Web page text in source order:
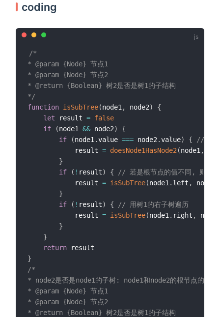
coding
/*
* @param {Node} 节点1
* @param {Node} 节点2
* @return {Boolean} 树2是否是树1的子结构
*/
function isSubTree(node1 , node2)
{
let result = false
if
(node1 && node2)
{
if
(node1 .value === node2 .value) {
// 若
            result
= doesNode1HasNode2 (node1 ,
}
if
( ! result) {
// 若是根节点的值不同, 则用树
            result
= isSubTree(node1 . left , node2
}
if
( ! result) {
// 用树1的右子树遍历
            result
= isSubTree(node1 . right ,
node2
}
}
return
}
/*
* node2是否是node1的子树: node1和node2的根节点的值是
* @param {Node} 节点1
* @param {Node} 节点2
* @return {Boolean} 树2是否是树1的子结构